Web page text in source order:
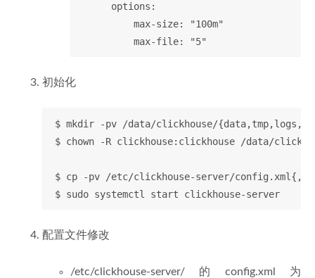
      options:
          max-size: "100m"
初始化
$ mkdir -pv /data/clickhouse/
$ chown -R clickhouse:clickhouse /data/
$ cp -pv /etc/clickhouse-server/
配置文件修改
/etc/clickhouse-server/的config.xml为